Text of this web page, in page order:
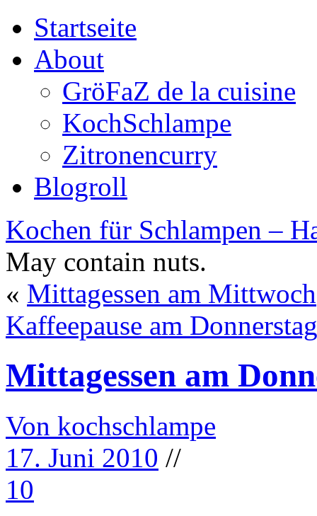
Startseite
About
GröFaZ de la cuisine
KochSchlampe
Zitronencurry
Blogroll
Kochen für Schlampen –
May contain nuts.
« Mittagessen am Mittwoch
Kaffeepause am Donnerstag
Mittagessen am
Von kochschlampe
17. Juni 2010 //
10